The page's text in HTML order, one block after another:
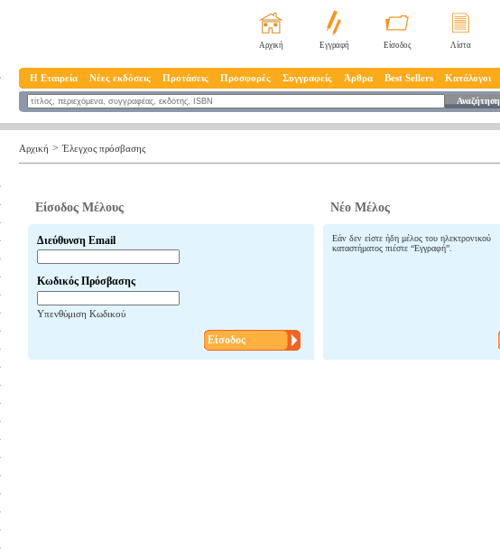
Αρχική Εγγραφή Είσοδος Λίστα
Η Εταιρεία Νέες εκδόσεις Προτάσεις Προσφορές Συγγραφείς Άρθρα Best Sellers Κατάλογοι
Αναζήτηση
Αρχική > Έλεγχος πρόσβασης
Είσοδος Μέλους Νέο Μέλος
Διεύθυνση Email
Κωδικός Πρόσβασης
Υπενθύμιση Κωδικού
Είσοδος
Εάν δεν είστε ήδη μέλος του ηλεκτρονικού
καταστήματος πιέστε “Εγγραφή”.